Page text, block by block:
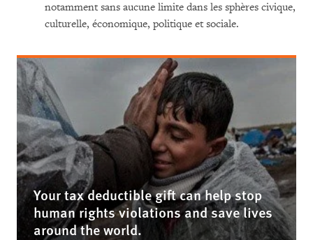
notamment sans aucune limite dans les sphères civique,
culturelle, économique, politique et sociale.
Your tax deductible gift can help stop
human rights violations and save lives
around the world.